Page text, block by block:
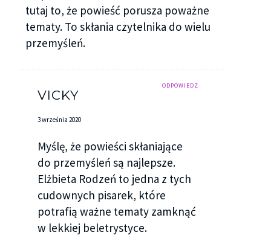
tutaj to, że powieść porusza poważne
tematy. To skłania czytelnika do wielu
przemyśleń.
ODPOWIEDZ
VICKY
3 września 2020
Myślę, że powieści skłaniające
do przemyśleń są najlepsze.
Elżbieta Rodzeń to jedna z tych
cudownych pisarek, które
potrafią ważne tematy zamknąć
w lekkiej beletrystyce.